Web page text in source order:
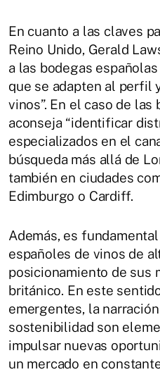
En cuanto a las claves
Reino Unido, Gerald
a las bodegas
que se adapten al perfil
vinos”. En el caso de las
aconseja “identificar
especializados en el
búsqueda más allá de
también en ciudades
Edimburgo o Cardiff.
Además, es
españoles de vinos de
posicionamiento de sus
británico. En este
emergentes, la
sostenibilidad son
impulsar nuevas
un mercado en